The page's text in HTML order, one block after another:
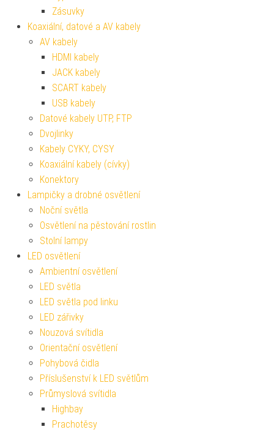
Zásuvky
Koaxiální, datové a AV kabely
AV kabely
HDMI kabely
JACK kabely
SCART kabely
USB kabely
Datové kabely UTP, FTP
Dvojlinky
Kabely CYKY, CYSY
Koaxiální kabely (cívky)
Konektory
Lampičky a drobné osvětlení
Noční světla
Osvětlení na pěstování rostlin
Stolní lampy
LED osvětlení
Ambientní osvětlení
LED světla
LED světla pod linku
LED zářivky
Nouzová svítidla
Orientační osvětlení
Pohybová čidla
Příslušenství k LED světlům
Průmyslová svítidla
Highbay
Prachotěsy